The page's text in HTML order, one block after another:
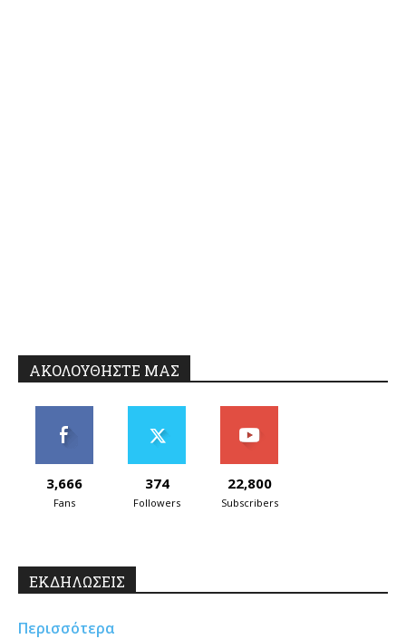
ΑΚΟΛΟΥΘΗΣΤΕ ΜΑΣ
3,666
Fans
374
Followers
22,800
Subscribers
ΕΚΔΗΛΩΣΕΙΣ
Περισσότερα